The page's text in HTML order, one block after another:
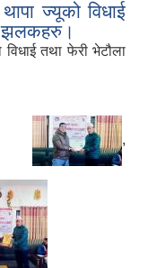
ज्यूको विधाई
झलकहरु।
तथा फेरी भेटौला
,